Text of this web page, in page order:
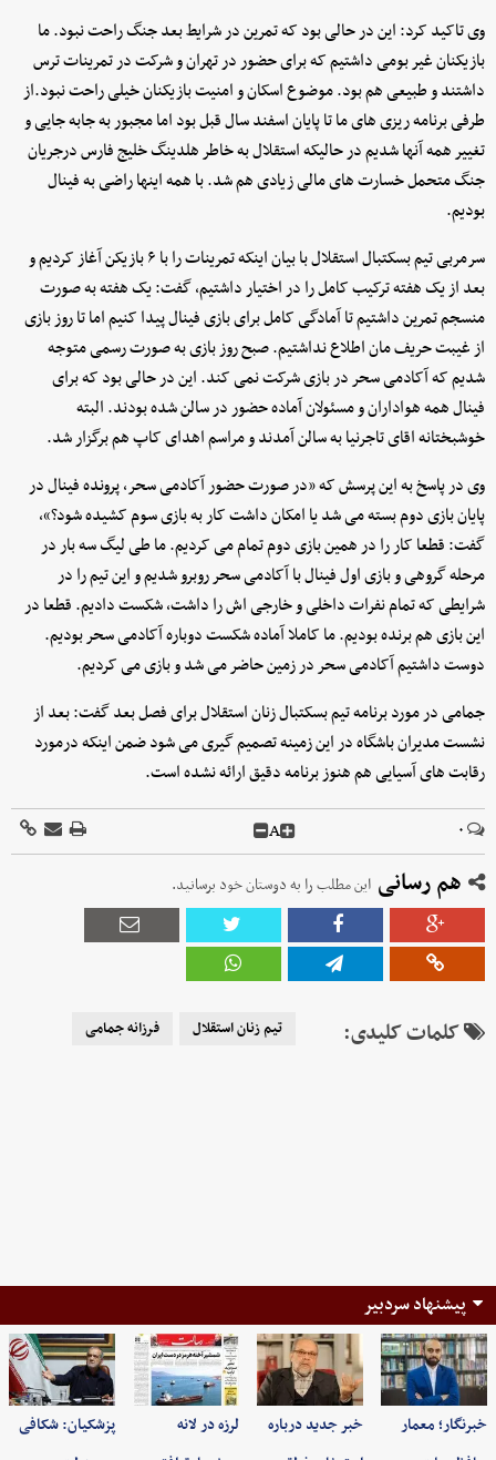
وی تاکید کرد: این در حالی بود که تمرین در شرایط بعد جنگ راحت نبود. ما
بازیکنان غیر بومی داشتیم که برای حضور در تهران و شرکت در تمرینات ترس
داشتند و طبیعی هم بود. موضوع اسکان و امنیت بازیکنان خیلی راحت نبود.از
طرفی برنامه ریزی های ما تا پایان اسفند سال قبل بود اما مجبور به جابه جایی و
تغییر همه آنها شدیم در حالیکه استقلال به خاطر هلدینگ خلیج فارس درجریان
جنگ متحمل خسارت های مالی زیادی هم شد. با همه اینها راضی به فینال
بودیم.
سرمربی تیم بسکتبال استقلال با بیان اینکه تمرینات را با ۶ بازیکن آغاز کردیم و
بعد از یک هفته ترکیب کامل را در اختیار داشتیم، گفت: یک هفته به صورت
منسجم تمرین داشتیم تا آمادگی کامل برای بازی فینال پیدا کنیم اما تا روز بازی
از غیبت حریف مان اطلاع نداشتیم. صبح روز بازی به صورت رسمی متوجه
شدیم که آکادمی سحر در بازی شرکت نمی کند. این در حالی بود که برای
فینال همه هواداران و مسئولان آماده حضور در سالن شده بودند. البته
خوشبختانه اقای تاجرنیا به سالن آمدند و مراسم اهدای کاپ هم برگزار شد.
وی در پاسخ به این پرسش که «در صورت حضور آکادمی سحر، پرونده فینال در
پایان بازی دوم بسته می شد یا امکان داشت کار به بازی سوم کشیده شود؟»،
گفت: قطعا کار را در همین بازی دوم تمام می کردیم. ما طی لیگ سه بار در
مرحله گروهی و بازی اول فینال با آکادمی سحر روبرو شدیم و این تیم را در
شرایطی که تمام نفرات داخلی و خارجی اش را داشت، شکست دادیم. قطعا در
این بازی هم برنده بودیم. ما کاملا آماده شکست دوباره آکادمی سحر بودیم.
دوست داشتیم آکادمی سحر در زمین حاضر می شد و بازی می کردیم.
جمامی در مورد برنامه تیم بسکتبال زنان استقلال برای فصل بعد گفت: بعد از
نشست مدیران باشگاه در این زمینه تصمیم گیری می شود ضمن اینکه درمورد
رقابت های آسیایی هم هنوز برنامه دقیق ارائه نشده است.
۰ A
هم رسانی این مطلب را به دوستان خود برسانید.
کلمات کلیدی: تیم زنان استقلال فرزانه جمامی
پیشنهاد سردبیر
خبرنگار؛ معمار
خبر جدید درباره
لرزه در لانه
پزشکیان: شکافی